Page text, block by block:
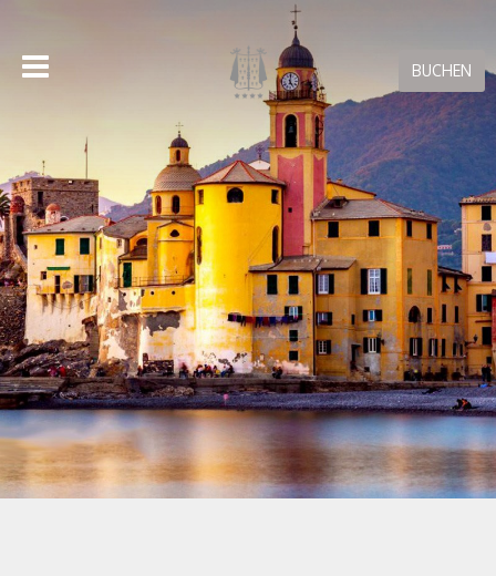
BUCHEN
BUCHEN ON-LINE
Nur mit Direktbuchungen bei uns erhalten Sie den besten
Preis für Ihren Aufenthalt!
Buchungen stornieren
RESERVIERUNGSGARANTIE